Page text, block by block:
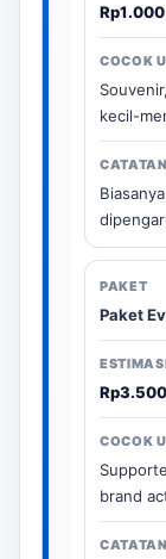
kecil-
Paket
brand